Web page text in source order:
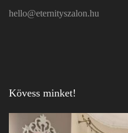
hello@eternityszalon.hu
Kövess minket!